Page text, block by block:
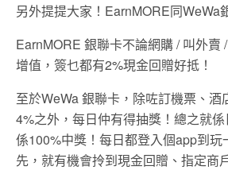
另外提提大家！EarnMORE同WeWa
EarnMORE 銀聯卡不論網購 / 叫外賣
增值，簽乜都有2%現金回贈好抵！
至於WeWa 銀聯卡，除咗訂機票、酒
4%之外，每日仲有得抽獎！總之就
係100%中獎！每日都登入個app到玩
先，就有機會拎到現金回贈、指定商